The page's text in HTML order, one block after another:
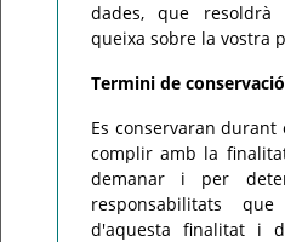
dades, que resoldrà
queixa sobre la vostra
Termini de
Es conservaran
complir amb la
demanar i per
responsabilitats
d'aquesta finalitat i